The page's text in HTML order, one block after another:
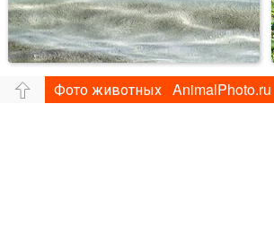
Фото животных